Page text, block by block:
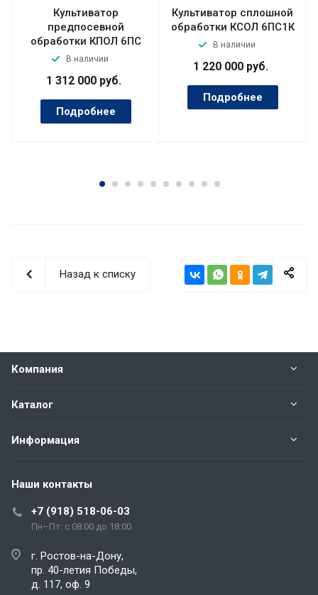
Культиватор
предпосевной
обработки КПОЛ 6ПС
В наличии
1 312 000 руб.
Подробнее
Культиватор сплошной
обработки КСОЛ 6ПC1К
В наличии
1 220 000 руб.
Подробнее
Назад к списку
Компания
Каталог
Информация
Наши контакты
+7 (918) 518-06-03
Пн–Пт: с 08:00 до 18:00
г. Ростов-на-Дону,
пр. 40-летия Победы,
д. 117, оф. 9